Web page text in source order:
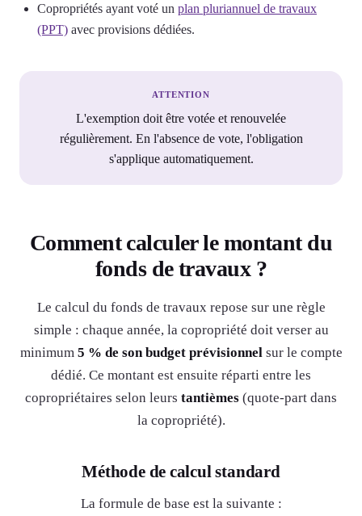
Copropriétés ayant voté un plan pluriannuel de travaux
(PPT) avec provisions dédiées.
ATTENTION
L'exemption doit être votée et renouvelée
régulièrement. En l'absence de vote, l'obligation
s'applique automatiquement.
Comment calculer le montant du
fonds de travaux ?
Le calcul du fonds de travaux repose sur une règle
simple : chaque année, la copropriété doit verser au
minimum 5 % de son budget prévisionnelsur le compte
dédié. Ce montant est ensuite réparti entre les
copropriétaires selon leurs tantièmes (quote-part dans
la copropriété).
Méthode de calcul standard
La formule de base est la suivante :